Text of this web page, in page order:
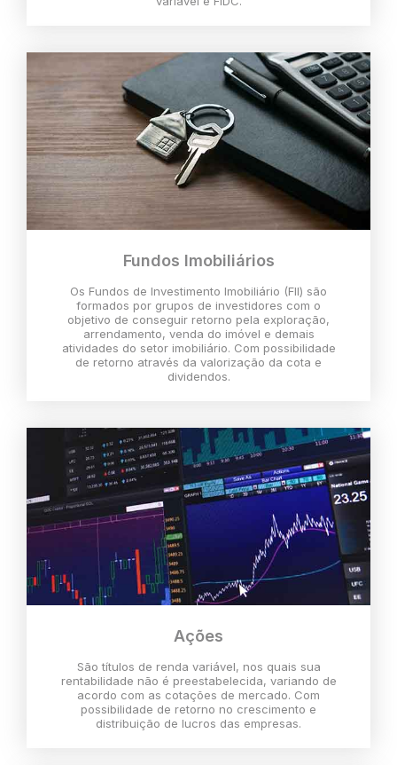
Fundos Imobiliários
Os Fundos de Investimento Imobiliário (FII) são
formados por grupos de investidores com o
objetivo de conseguir retorno pela exploração,
arrendamento, venda do imóvel e demais
atividades do setor imobiliário. Com possibilidade
de retorno através da valorização da cota e
dividendos.
Ações
São títulos de renda variável, nos quais sua
rentabilidade não é preestabelecida, variando de
acordo com as cotações de mercado. Com
possibilidade de retorno no crescimento e
distribuição de lucros das empresas.